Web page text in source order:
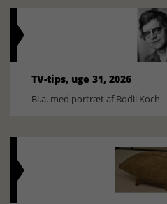
TV-tips, uge 31, 2026
Bl.a. med portræt af Bodil Koch